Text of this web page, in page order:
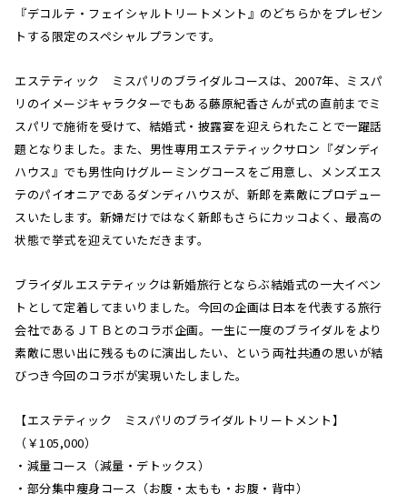
『デコルテ・フェイシャルトリートメント』のどちらかをプレゼン
トする限定のスペシャルプランです。
エステティック ミスパリのブライダルコースは、2007年、ミスパ
リのイメージキャラクターでもある藤原紀香さんが式の直前までミ
スパリで施術を受けて、結婚式・披露宴を迎えられたことで一躍話
題となりました。また、男性専用エステティックサロン『ダンディ
ハウス』でも男性向けグルーミングコースをご用意し、メンズエス
テのパイオニアであるダンディハウスが、新郎を素敵にプロデュー
スいたします。新婦だけではなく新郎もさらにカッコよく、最高の
状態で挙式を迎えていただきます。
ブライダルエステティックは新婚旅行とならぶ結婚式の一大イベン
トとして定着してまいりました。今回の企画は日本を代表する旅行
会社であるＪＴＢとのコラボ企画。一生に一度のブライダルをより
素敵に思い出に残るものに演出したい、という両社共通の思いが結
びつき今回のコラボが実現いたしました。
【エステティック ミスパリのブライダルトリートメント】
（￥105,000）
・減量コース（減量・デトックス）
・部分集中痩身コース（お腹・太もも・お腹・背中）